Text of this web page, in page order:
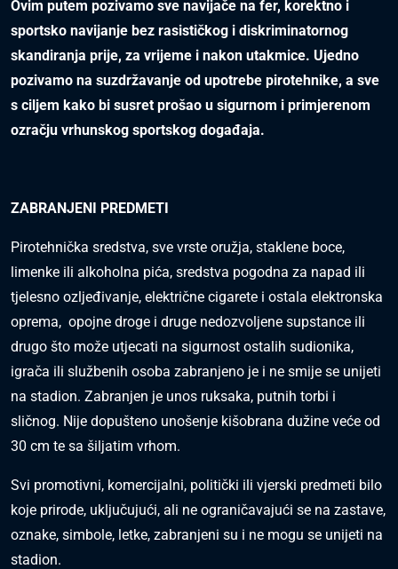
Ovim putem pozivamo sve navijače na fer, korektno i
sportsko navijanje bez rasističkog i diskriminatornog
skandiranja prije, za vrijeme i nakon utakmice. Ujedno
pozivamo na suzdržavanje od upotrebe pirotehnike, a sve
s ciljem kako bi susret prošao u sigurnom i primjerenom
ozračju vrhunskog sportskog događaja.
ZABRANJENI PREDMETI
Pirotehnička sredstva, sve vrste oružja, staklene boce,
limenke ili alkoholna pića, sredstva pogodna za napad ili
tjelesno ozljeđivanje, električne cigarete i ostala elektronska
oprema, opojne droge i druge nedozvoljene supstance ili
drugo što može utjecati na sigurnost ostalih sudionika,
igrača ili službenih osoba zabranjeno je i ne smije se unijeti
na stadion. Zabranjen je unos ruksaka, putnih torbi i
sličnog. Nije dopušteno unošenje kišobrana dužine veće od
30 cm te sa šiljatim vrhom.
Svi promotivni, komercijalni, politički ili vjerski predmeti bilo
koje prirode, uključujući, ali ne ograničavajući se na zastave,
oznake, simbole, letke, zabranjeni su i ne mogu se unijeti na
stadion.